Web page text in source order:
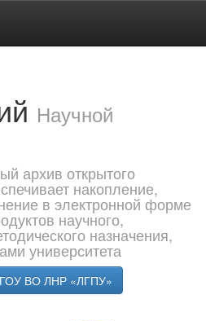
Научной
архив открытого
накопление,
в электронной форме
научного,
назначения,
университета
ВО ЛНР «ЛГПУ»